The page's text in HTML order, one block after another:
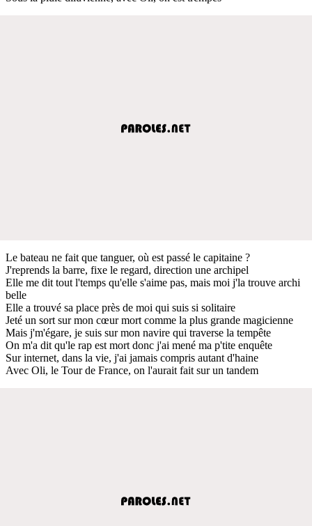
Le bateau ne fait que tanguer, où est passé le capitaine ?
J'reprends la barre, fixe le regard, direction une archipel
Elle me dit tout l'temps qu'elle s'aime pas, mais moi j'la trouve archi
belle
Elle a trouvé sa place près de moi qui suis si solitaire
Jeté un sort sur mon cœur mort comme la plus grande magicienne
Mais j'm'égare, je suis sur mon navire qui traverse la tempête
On m'a dit qu'le rap est mort donc j'ai mené ma p'tite enquête
Sur internet, dans la vie, j'ai jamais compris autant d'haine
Avec Oli, le Tour de France, on l'aurait fait sur un tandem